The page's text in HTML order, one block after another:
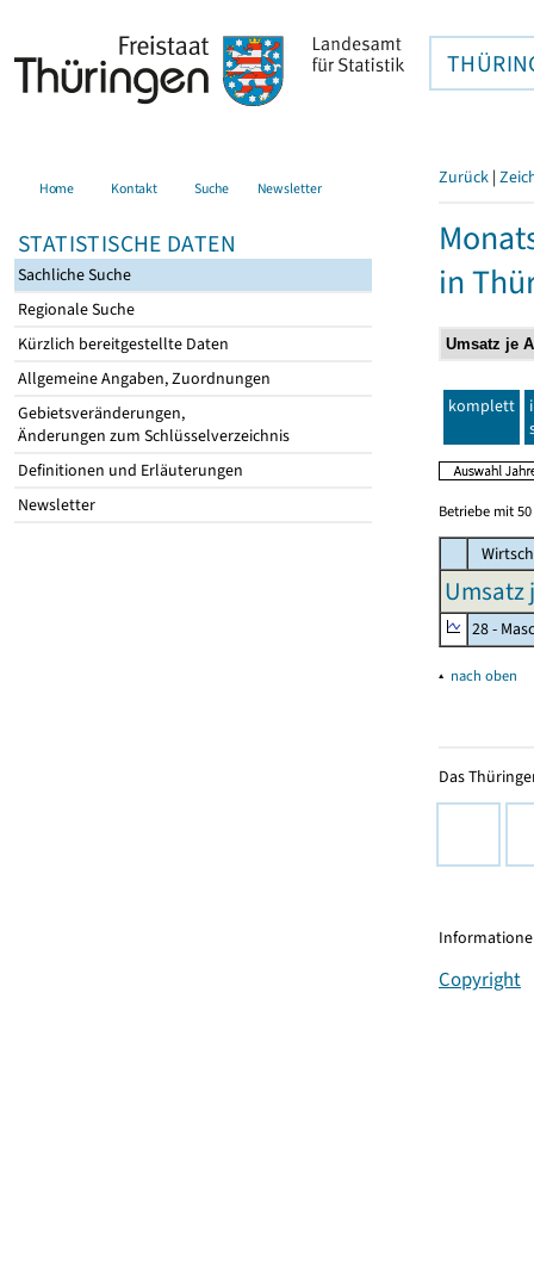
Home Kontakt Suche Newsletter
STATISTISCHE DATEN
Sachliche Suche
Regionale Suche
Kürzlich bereitgestellte Daten
Allgemeine Angaben, Zuordnungen
Gebietsveränderungen,
Änderungen zum Schlüsselverzeichnis
Definitionen und Erläuterungen
Newsletter
Zurück |
in
komplett
Betriebe mit
Umsatz
28 -
▴ nach oben
Das
Copyright